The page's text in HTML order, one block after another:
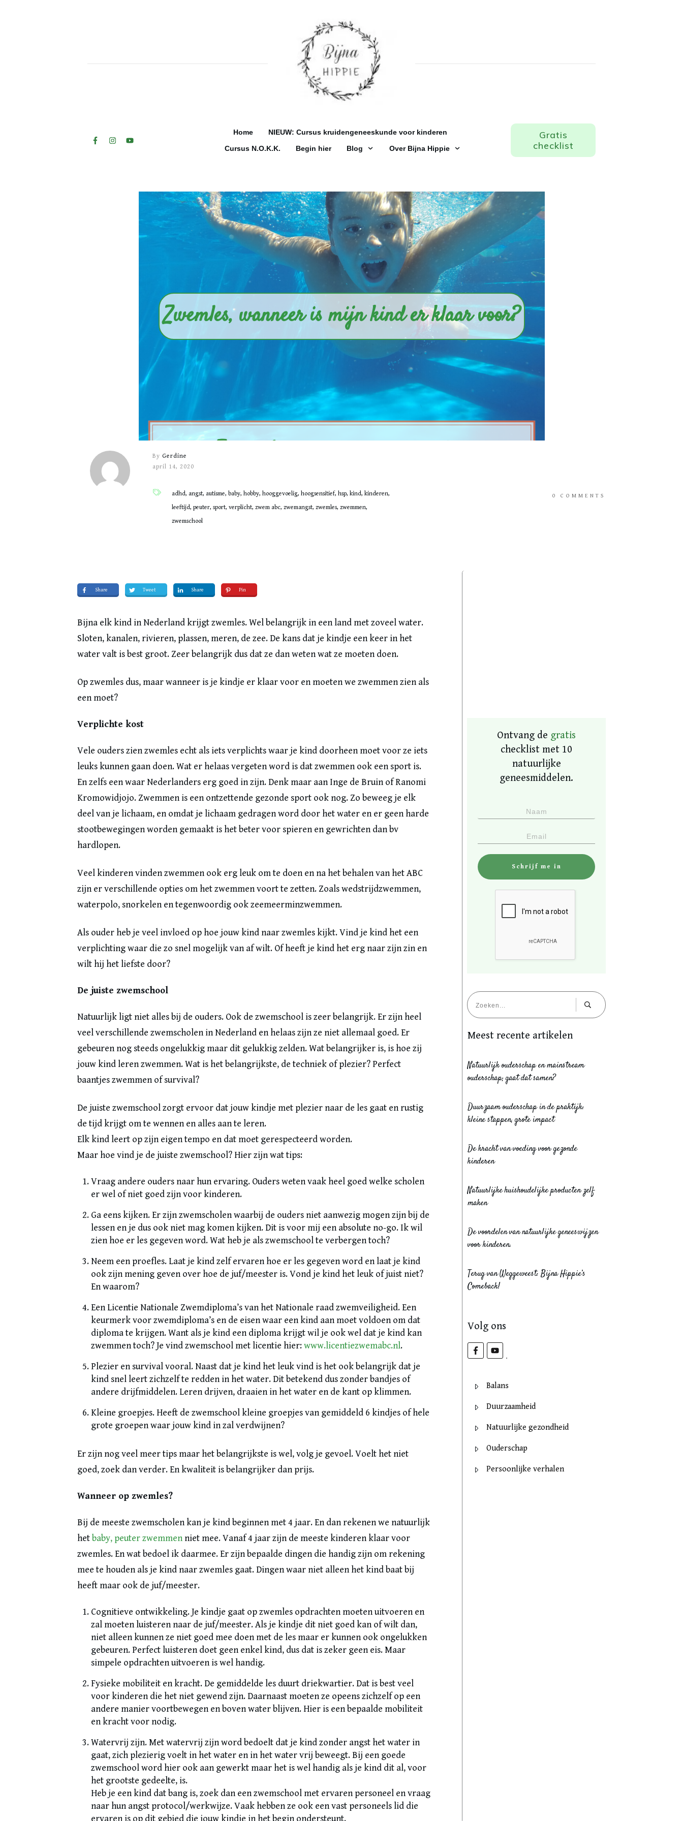
Home
NIEUW: Cursus kruidengeneeskunde voor kinderen
Cursus N.O.K.K.
Begin hier Blog Over Bijna Hippie
Gratis
checklist
Zwemles, wanneer is mijn kind er klaar voor?
By Gerdine
april 14, 2020
adhd, angst, autisme, baby, hobby, hooggevoelig, hoogsensitief, hsp, kind, kinderen,
leeftijd, peuter, sport, verplicht, zwem abc, zwemangst, zwemles, zwemmen,
zwemschool
0 COMMENTS
Share Tweet Share Pin
Bijna elk kind in Nederland krijgt zwemles. Wel belangrijk in een land met zoveel water.
Sloten, kanalen, rivieren, plassen, meren, de zee. De kans dat je kindje een keer in het
water valt is best groot. Zeer belangrijk dus dat ze dan weten wat ze moeten doen.
Op zwemles dus, maar wanneer is je kindje er klaar voor en moeten we zwemmen zien als
een moet?
Verplichte kost
Vele ouders zien zwemles echt als iets verplichts waar je kind doorheen moet voor ze iets
leuks kunnen gaan doen. Wat er helaas vergeten word is dat zwemmen ook een sport is.
En zelfs een waar Nederlanders erg goed in zijn. Denk maar aan Inge de Bruin of Ranomi
Kromowidjojo. Zwemmen is een ontzettende gezonde sport ook nog. Zo beweeg je elk
deel van je lichaam, en omdat je lichaam gedragen word door het water en er geen harde
stootbewegingen worden gemaakt is het beter voor spieren en gewrichten dan bv
hardlopen.
Veel kinderen vinden zwemmen ook erg leuk om te doen en na het behalen van het ABC
zijn er verschillende opties om het zwemmen voort te zetten. Zoals wedstrijdzwemmen,
waterpolo, snorkelen en tegenwoordig ook zeemeerminzwemmen.
Als ouder heb je veel invloed op hoe jouw kind naar zwemles kijkt. Vind je kind het een
verplichting waar die zo snel mogelijk van af wilt. Of heeft je kind het erg naar zijn zin en
wilt hij het liefste door?
De juiste zwemschool
Natuurlijk ligt niet alles bij de ouders. Ook de zwemschool is zeer belangrijk. Er zijn heel
veel verschillende zwemscholen in Nederland en helaas zijn ze niet allemaal goed. Er
gebeuren nog steeds ongelukkig maar dit gelukkig zelden. Wat belangrijker is, is hoe zij
jouw kind leren zwemmen. Wat is het belangrijkste, de techniek of plezier? Perfect
baantjes zwemmen of survival?
De juiste zwemschool zorgt ervoor dat jouw kindje met plezier naar de les gaat en rustig
de tijd krijgt om te wennen en alles aan te leren.
Elk kind leert op zijn eigen tempo en dat moet gerespecteerd worden.
Maar hoe vind je de juiste zwemschool? Hier zijn wat tips:
Vraag andere ouders naar hun ervaring. Ouders weten vaak heel goed welke scholen
er wel of niet goed zijn voor kinderen.
Ga eens kijken. Er zijn zwemscholen waarbij de ouders niet aanwezig mogen zijn bij de
lessen en je dus ook niet mag komen kijken. Dit is voor mij een absolute no-go. Ik wil
zien hoe er les gegeven word. Wat heb je als zwemschool te verbergen toch?
Neem een proefles. Laat je kind zelf ervaren hoe er les gegeven word en laat je kind
ook zijn mening geven over hoe de juf/meester is. Vond je kind het leuk of juist niet?
En waarom?
Een Licentie Nationale Zwemdiploma’s van het Nationale raad zwemveiligheid. Een
keurmerk voor zwemdiploma’s en de eisen waar een kind aan moet voldoen om dat
diploma te krijgen. Want als je kind een diploma krijgt wil je ook wel dat je kind kan
zwemmen toch? Je vind zwemschool met licentie hier:www.licentiezwemabc.nl.
Plezier en survival vooral. Naast dat je kind het leuk vind is het ook belangrijk dat je
kind snel leert zichzelf te redden in het water. Dit betekend dus zonder bandjes of
andere drijfmiddelen. Leren drijven, draaien in het water en de kant op klimmen.
Kleine groepjes. Heeft de zwemschool kleine groepjes van gemiddeld 6 kindjes of hele
grote groepen waar jouw kind in zal verdwijnen?
Er zijn nog veel meer tips maar het belangrijkste is wel, volg je gevoel. Voelt het niet
goed, zoek dan verder. En kwaliteit is belangrijker dan prijs.
Wanneer op zwemles?
Bij de meeste zwemscholen kan je kind beginnen met 4 jaar. En dan rekenen we natuurlijk
het baby, peuter zwemmenniet mee. Vanaf 4 jaar zijn de meeste kinderen klaar voor
zwemles. En wat bedoel ik daarmee. Er zijn bepaalde dingen die handig zijn om rekening
mee te houden als je kind naar zwemles gaat. Dingen waar niet alleen het kind baat bij
heeft maar ook de juf/meester.
Cognitieve ontwikkeling. Je kindje gaat op zwemles opdrachten moeten uitvoeren en
zal moeten luisteren naar de juf/meester. Als je kindje dit niet goed kan of wilt dan,
niet alleen kunnen ze niet goed mee doen met de les maar er kunnen ook ongelukken
gebeuren. Perfect luisteren doet geen enkel kind, dus dat is zeker geen eis. Maar
simpele opdrachten uitvoeren is wel handig.
Fysieke mobiliteit en kracht. De gemiddelde les duurt driekwartier. Dat is best veel
voor kinderen die het niet gewend zijn. Daarnaast moeten ze opeens zichzelf op een
andere manier voortbewegen en boven water blijven. Hier is een bepaalde mobiliteit
en kracht voor nodig.
Watervrij zijn. Met watervrij zijn word bedoelt dat je kind zonder angst het water in
gaat, zich plezierig voelt in het water en in het water vrij beweegt. Bij een goede
zwemschool word hier ook aan gewerkt maar het is wel handig als je kind dit al, voor
het grootste gedeelte, is.
Heb je een kind dat bang is, zoek dan een zwemschool met ervaren personeel en vraag
naar hun angst protocol/werkwijze. Vaak hebben ze ook een vast personeels lid die
ervaren is op dit gebied die jouw kindje in het begin ondersteunt.
Ontvang de gratis
checklist met 10
natuurlijke
geneesmiddelen.
Schrijf me in
Meest recente artikelen
Natuurlijk ouderschap en mainstream
ouderschap; gaat dat samen?
Duurzaam ouderschap in de praktijk:
kleine stappen, grote impact
De kracht van voeding voor gezonde
kinderen
Natuurlijke huishoudelijke producten zelf
maken
De voordelen van natuurlijke geneeswijzen
voor kinderen.
Terug van Weggeweest: Bijna Hippie’s
Comeback!
Volg ons
Balans
Duurzaamheid
Natuurlijke gezondheid
Ouderschap
Persoonlijke verhalen